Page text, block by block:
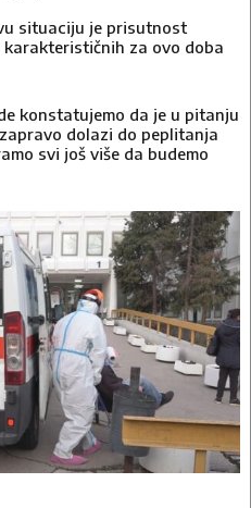
situaciju je prisutnost
za ovo doba
konstatujemo da je u pitanju
dolazi do peplitanja
svi još više da budemo